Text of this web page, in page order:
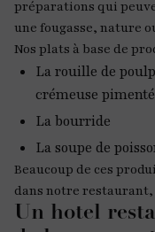
préparations qui
une fougasse, nature
Nos plats à base de
La rouille de
crémeuse
La bourride
La soupe de
Beaucoup de ces
dans notre
Un hotel